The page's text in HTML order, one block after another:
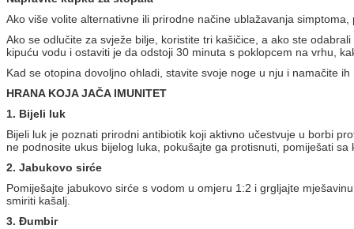
Ako više volite alternativne ili prirodne načine ublažavanja
Ako se odlučite za svježe bilje, koristite tri kašičice, a ako ste
kipuću vodu i ostaviti je da odstoji 30 minuta s poklopcem na vrhu,
Kad se otopina dovoljno ohladi, stavite svoje noge u nju i namačite
HRANA KOJA JAČA IMUNITET
1. Bijeli luk
Bijeli luk je poznati prirodni antibiotik koji aktivno učestvuje u borbi
ne podnosite ukus bijelog luka, pokušajte ga protisnuti, pomiješati
2. Jabukovo sirće
Pomiješajte jabukovo sirće s vodom u omjeru 1:2 i grgljajte
smiriti kašalj.
3. Đumbir